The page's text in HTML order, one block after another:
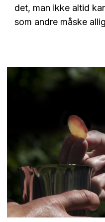
det, man ikke altid
som andre måske